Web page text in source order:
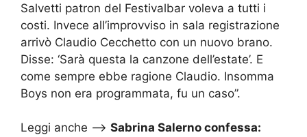
Salvetti patron del Festivalbar voleva a tutti i
costi. Invece all’improvviso in sala registrazione
arrivò Claudio Cecchetto con un nuovo brano.
Disse: ‘Sarà questa la canzone dell’estate’. E
come sempre ebbe ragione Claudio. Insomma
Boys non era programmata, fu un caso”.
Leggi anche –> Sabrina Salerno confessa: